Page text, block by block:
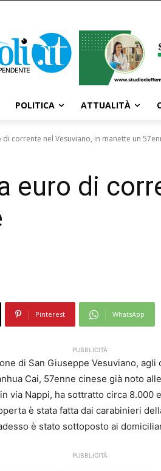
POLITICA ATTUALITÀ
di corrente nel Vesuviano, in manette un
euro di
Pinterest WhatsApp
PUBBLICITÀ
di San Giuseppe Vesuviano,
Cai, 57enne cinese già noto
via Nappi, ha sottratto circa 8.000
è stata fatta dai carabinieri
è stato sottoposto ai
PUBBLICITÀ